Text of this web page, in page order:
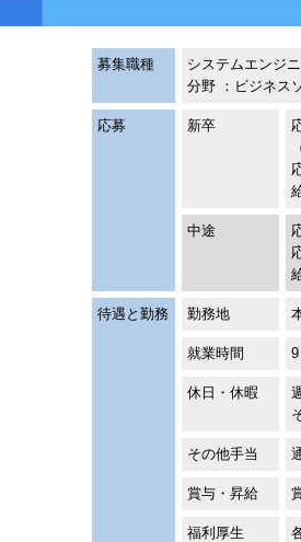
募集職種
システムエンジ
分野 ：ビジネス
応募 新卒
中途
待遇と勤務 勤務地
就業時間
休日・休暇
その他手当
賞与・昇給
福利厚生